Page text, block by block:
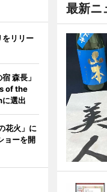
最新ニ
をリリー
森長」
of the
選出
花火」に
ョーを開